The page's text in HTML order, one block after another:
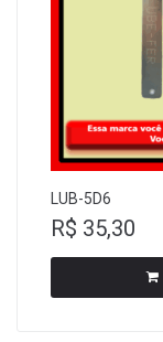
LUB-5D6
R$ 35,30